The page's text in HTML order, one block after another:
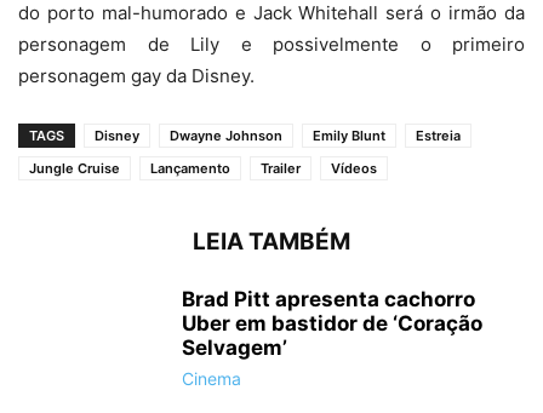
do porto mal-humorado e Jack Whitehall será o irmão da
personagem de Lily e possivelmente o primeiro
personagem gay da Disney.
TAGS Disney Dwayne Johnson Emily Blunt
Estreia
Jungle Cruise
Lançamento Trailer Vídeos
LEIA TAMBÉM
Brad Pitt apresenta cachorro
Uber em bastidor de ‘Coração
Selvagem’
Cinema